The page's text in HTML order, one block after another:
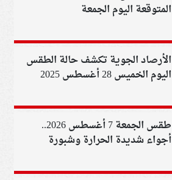
المتوقعة اليوم الجمعة
الأرصاد الجوية تكشف حالة الطقس
اليوم الخميس 28 أغسطس 2025
طقس الجمعة 7 أغسطس 2026..
أجواء شديدة الحرارة وشبورة
البحر الأحمر